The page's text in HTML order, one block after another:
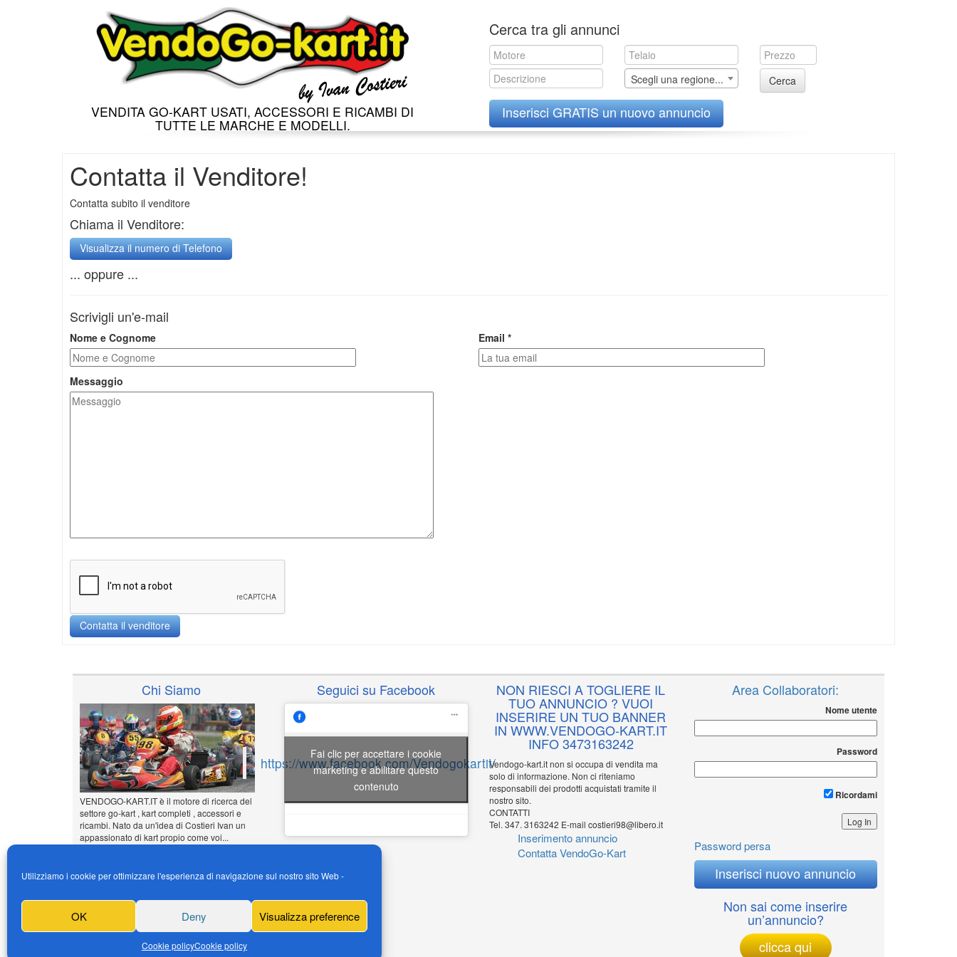
Utilizziamo i cookie per ottimizzare l'esperienza di navigazione sul nostro sito Web -
OK Deny Visualizza preference
Cookie policyCookie policy
VENDITA GO-KART USATI, ACCESSORI E RICAMBI DI
TUTTE LE MARCHE E MODELLI.
to
content
Cerca tra gli annunci
Scegli una regione... Cerca
Inserisci GRATIS un nuovo annuncio
Contatta il Venditore!
Contatta subito il venditore
Chiama il Venditore:
... oppure ...
Scrivigli un'e-mail
Nome e Cognome Email *
Messaggio
Chi Siamo
VENDOGO-KART.IT è il motore di ricerca del
settore go-kart , kart completi , accessori e
ricambi. Nato da un'idea di Costieri Ivan un
appassionato di kart propio come voi...
Inserisci il tuo annuncio
News
Seguici su Facebook
https://www.facebook.com/Vendogokartit/
Fai clic per accettare i cookie
marketing e abilitare questo
contenuto
NON RIESCI A TOGLIERE IL
TUO ANNUNCIO ? VUOI
INSERIRE UN TUO BANNER
IN WWW.VENDOGO-KART.IT
INFO 3473163242
Vendogo-kart.it non si occupa di vendita ma
solo di informazione. Non ci riteniamo
responsabili dei prodotti acquistati tramite il
nostro sito.
CONTATTI
Tel. 347. 3163242 E-mail costieri98@libero.it
Inserimento annuncio
Contatta VendoGo-Kart
Area Collaboratori:
Nome utente
Password
Ricordami
Password persa
Inserisci nuovo annuncio
Non sai come inserire
un’annuncio?
clicca qui